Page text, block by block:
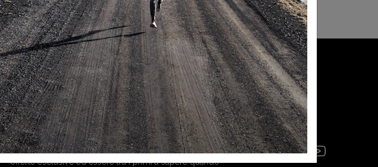
Newsletter
Iscriviti alla newsletter di Paragonshop per approfittare di
offerte esclusive ed essere tra i primi a sapere quando
Social